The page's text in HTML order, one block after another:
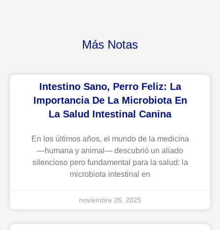
Más Notas
Intestino Sano, Perro Feliz: La
Importancia De La Microbiota En
La Salud Intestinal Canina
En los últimos años, el mundo de la medicina
—humana y animal— descubrió un aliado
silencioso pero fundamental para la salud: la
microbiota intestinal en
noviembre 26, 2025